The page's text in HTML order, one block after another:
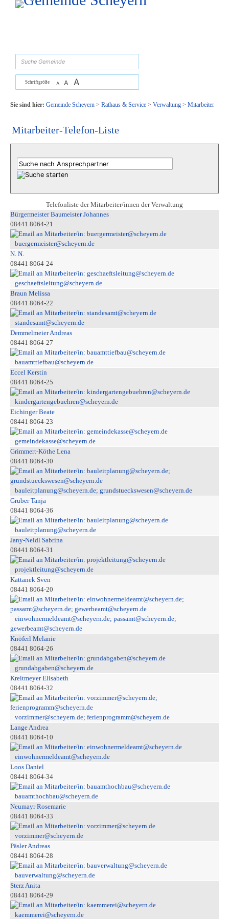
Zum Inhalt, zur Navigationoder zur Startseite springen.
Schriftgröße A A A
Sie sind hier: Gemeinde Scheyern> Rathaus & Service> Verwaltung> Mitarbeiter
Mitarbeiter-Telefon-Liste
Telefonliste der Mitarbeiter/innen der Verwaltung
Bürgermeister Baumeister Johannes
08441 8064-21
buergermeister@scheyern.de
N. N.
08441 8064-24
geschaeftsleitung@scheyern.de
Braun Melissa
08441 8064-22
standesamt@scheyern.de
Demmelmeier Andreas
08441 8064-27
bauamttiefbau@scheyern.de
Eccel Kerstin
08441 8064-25
kindergartengebuehren@scheyern.de
Eichinger Beate
08441 8064-23
gemeindekasse@scheyern.de
Grimmert-Köthe Lena
08441 8064-30
bauleitplanung@scheyern.de; grundstueckswesen@scheyern.de
Gruber Tanja
08441 8064-36
bauleitplanung@scheyern.de
Jany-Neidl Sabrina
08441 8064-31
projektleitung@scheyern.de
Kattanek Sven
08441 8064-20
einwohnermeldeamt@scheyern.de; passamt@scheyern.de;
gewerbeamt@scheyern.de
Knöferl Melanie
08441 8064-26
grundabgaben@scheyern.de
Kreitmeyer Elisabeth
08441 8064-32
vorzimmer@scheyern.de; ferienprogramm@scheyern.de
Lange Andrea
08441 8064-10
einwohnermeldeamt@scheyern.de
Loos Daniel
08441 8064-34
bauamthochbau@scheyern.de
Neumayr Rosemarie
08441 8064-33
vorzimmer@scheyern.de
Päsler Andreas
08441 8064-28
bauverwaltung@scheyern.de
Sterz Anita
08441 8064-29
kaemmerei@scheyern.de